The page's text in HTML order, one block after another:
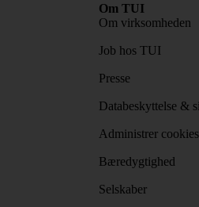
Om TUI
Om virksomheden
Job hos TUI
Presse
Databeskyttelse &
Administrer cookies
Bæredygtighed
Selskaber